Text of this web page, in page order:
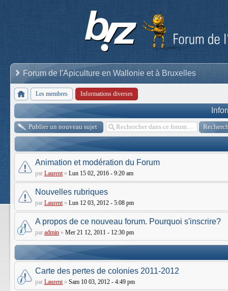
Forum de l'Apiculture en Wallonie et à Bruxelles
Les membres Informations diverses
Publier un nouveau sujet
Animation et modération du Forum
par Laurent » Lun 15 02, 2016 - 9:20 am
Nouvelles rubriques
par Laurent » Lun 12 03, 2012 - 5:08 pm
A propos de ce nouveau forum. Pourquoi s'inscrire?
par admin » Mer 21 12, 2011 - 12:30 pm
Carte des pertes de colonies 2011-2012
par Laurent » Sam 10 03, 2012 - 4:49 pm